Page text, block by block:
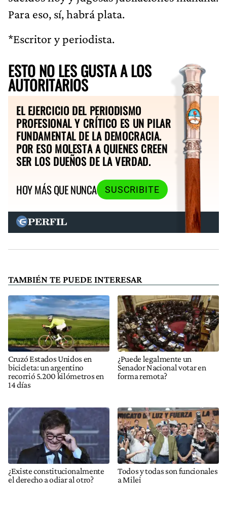
Para eso, sí, habrá plata.
*Escritor y periodista.
ESTO NO LES GUSTA A LOS
AUTORITARIOS
EL EJERCICIO DEL PERIODISMO
PROFESIONAL Y CRÍTICO ES UN PILAR
FUNDAMENTAL DE LA DEMOCRACIA.
POR ESO MOLESTA A QUIENES CREEN
SER LOS DUEÑOS DE LA VERDAD.
HOY MÁS QUE NUNCA
SUSCRIBITE
TAMBIÉN TE PUEDE INTERESAR
Cruzó Estados Unidos en
bicicleta: un argentino
recorrió 5.200 kilómetros en
14 días
¿Puede legalmente un
Senador Nacional votar en
forma remota?
¿Existe constitucionalmente
el derecho a odiar al otro?
Todos y todas son funcionales
a Milei